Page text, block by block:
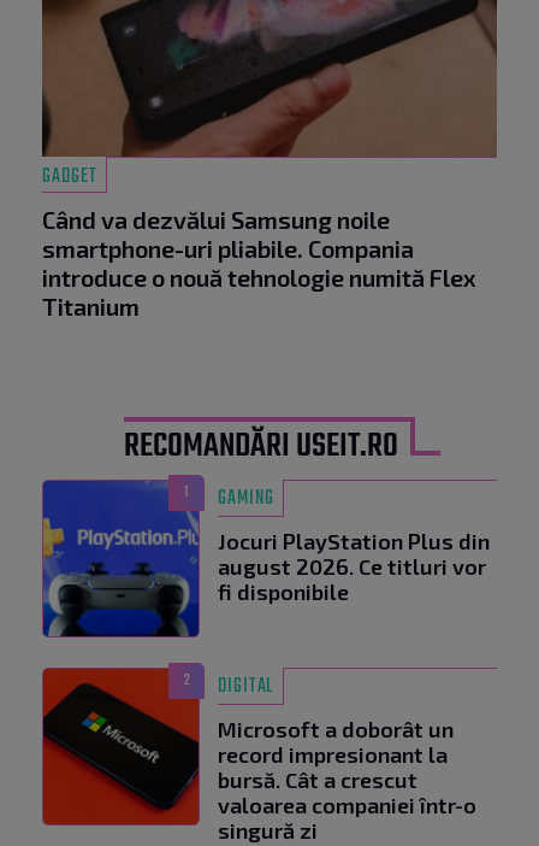
GADGET
Când va dezvălui Samsung noile
smartphone-uri pliabile. Compania
introduce o nouă tehnologie numită Flex
Titanium
RECOMANDĂRI USEIT.RO
1 GAMING
Jocuri PlayStation Plus din
august 2026. Ce titluri vor
fi disponibile
2 DIGITAL
Microsoft a doborât un
record impresionant la
bursă. Cât a crescut
valoarea companiei într-o
singură zi